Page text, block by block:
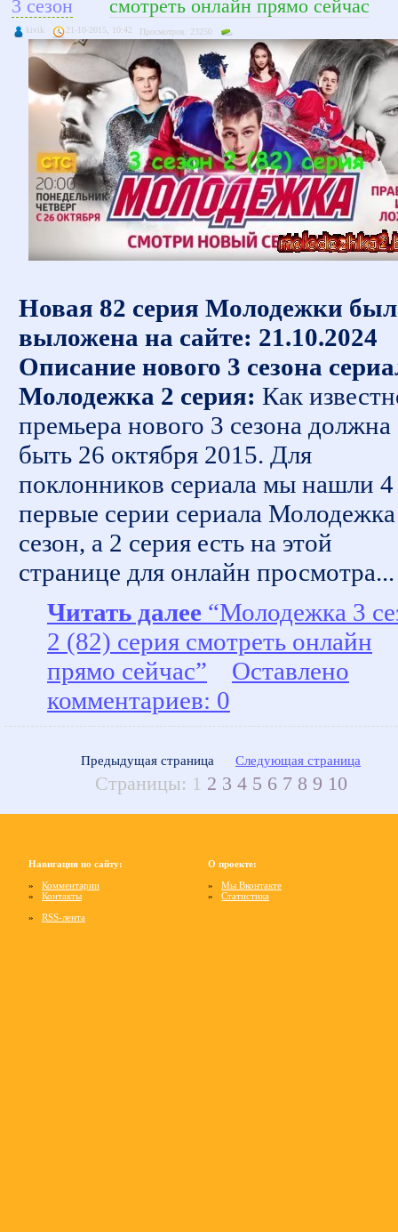
3 сезон смотреть онлайн прямо сейчас
kivik 21-10-2015, 10:42 Просмотров: 23250
Новая 82 серия Молодежки
выложена на сайте: 21.10.2024
Описание нового 3 сезона
Молодежка 2 серия: Как
премьера нового 3 сезона должна
быть 26 октября 2015. Для
поклонников сериала мы нашли 4
первые серии сериала
сезон, а 2 серия есть на этой
странице для онлайн просмотра...
Читать далее “Молодежка 3
2 (82) серия смотреть онлайн
прямо сейчас”
Оставлено
комментариев: 0
Предыдущая страница Следующая страница
Страницы: 1 2 3 4 5 6 7 8 9 10
Навигация по сайту:
» Комментарии
» Контакты
» RSS-лента
О проекте:
» Мы Вконтакте
» Статистика